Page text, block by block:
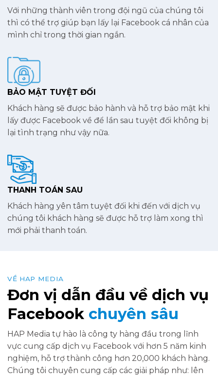
Với những thành viên trong đội ngũ của chúng tôi
thì có thể trợ giúp bạn lấy lại Facebook cá nhân của
mình chỉ trong thời gian ngắn.
BẢO MẬT TUYỆT ĐỐI
Khách hàng sẽ được bảo hành và hỗ trợ bảo mật khi
lấy được Facebook về để lần sau tuyệt đối không bị
lại tình trạng như vậy nữa.
THANH TOÁN SAU
Khách hàng yên tâm tuyệt đối khi đến với dịch vụ
chúng tôi khách hàng sẽ được hỗ trợ làm xong thì
mới phải thanh toán.
VỀ HAP MEDIA
Đơn vị dẫn đầu về dịch vụ
Facebook chuyên sâu
HAP Media tự hào là công ty hàng đầu trong lĩnh
vực cung cấp dịch vụ Facebook với hơn 5 năm kinh
nghiệm, hỗ trợ thành công hơn 20,000 khách hàng.
Chúng tôi chuyên cung cấp các giải pháp như: lên